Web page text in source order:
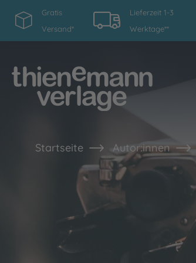
Gratis
Versand*
Lieferzeit 1-3
Werktage**
Startseite Autor:innen